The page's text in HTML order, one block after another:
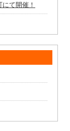
て開催！